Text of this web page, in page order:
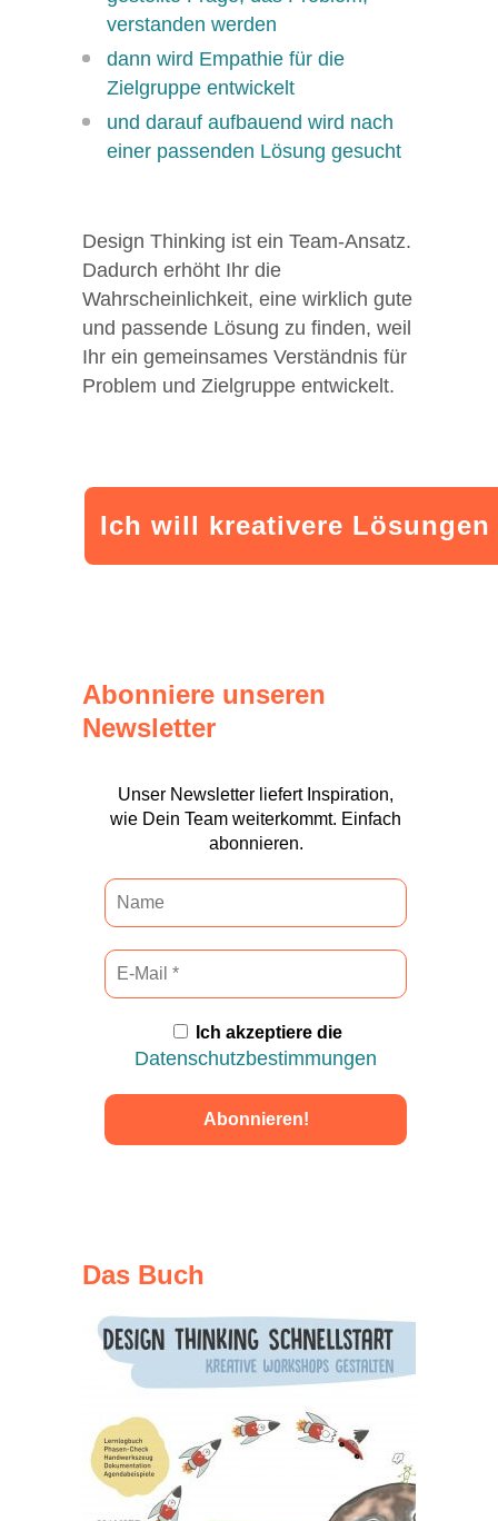
verstanden werden
dann wird Empathie für die
Zielgruppe entwickelt
und darauf aufbauend wird nach
einer passenden Lösung gesucht
Design Thinking ist ein Team-Ansatz.
Dadurch erhöht Ihr die
Wahrscheinlichkeit, eine wirklich gute
und passende Lösung zu finden, weil
Ihr ein gemeinsames Verständnis für
Problem und Zielgruppe entwickelt.
Ich will kreativere
Abonniere unseren
Newsletter
Unser Newsletter liefert Inspiration,
wie Dein Team weiterkommt. Einfach
abonnieren.
Ich akzeptiere die
Datenschutzbestimmungen
Das Buch